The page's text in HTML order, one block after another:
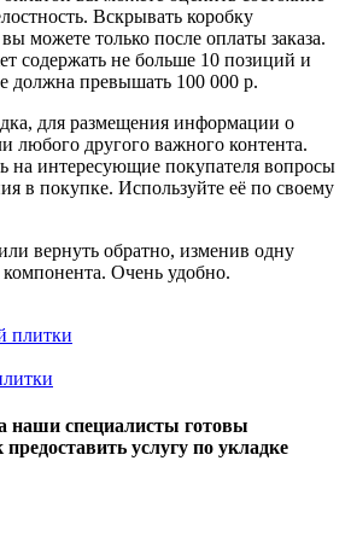
Вскрывать коробку
можете только после оплаты заказа.
содержать не больше 10 позиций и
должна превышать 100 000 р.
для размещения информации о
любого другого важного контента.
на интересующие покупателя вопросы
в покупке. Используйте её по своему
вернуть обратно, изменив одну
компонента. Очень удобно.
наши специалисты готовы
услугу по укладке